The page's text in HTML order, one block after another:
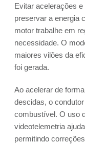
Evitar acelerações
preservar a energia
motor trabalhe em
necessidade. O
maiores vilões da
foi gerada.
Ao acelerar de
descidas, o
combustível. O uso
videotelemetria
permitindo